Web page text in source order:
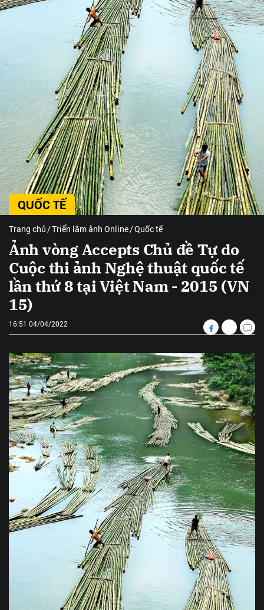
QUỐC TẾ
Trang chủ Triển lãm ảnh Online Quốc tế
Ảnh vòng Accepts Chủ đề Tự do
Cuộc thi ảnh Nghệ thuật quốc tế
lần thứ 8 tại Việt Nam - 2015 (VN
15)
16:51 04/04/2022